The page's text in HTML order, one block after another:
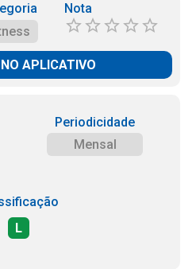
Nota
APLICATIVO
Periodicidade
Mensal
L